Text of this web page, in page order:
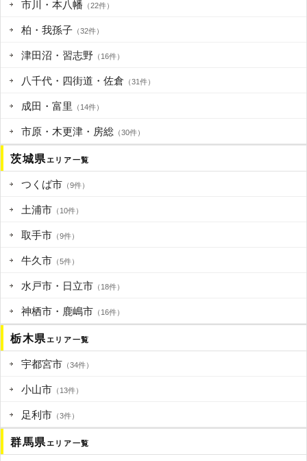
市川・本八幡 （22件）
柏・我孫子 （32件）
津田沼・習志野 （16件）
八千代・四街道・佐倉 （31件）
成田・富里 （14件）
市原・木更津・房総 （30件）
茨城県エリア一覧
つくば市 （9件）
土浦市 （10件）
取手市 （9件）
牛久市 （5件）
水戸市・日立市 （18件）
神栖市・鹿嶋市 （16件）
栃木県エリア一覧
宇都宮市 （34件）
小山市 （13件）
足利市 （3件）
群馬県エリア一覧